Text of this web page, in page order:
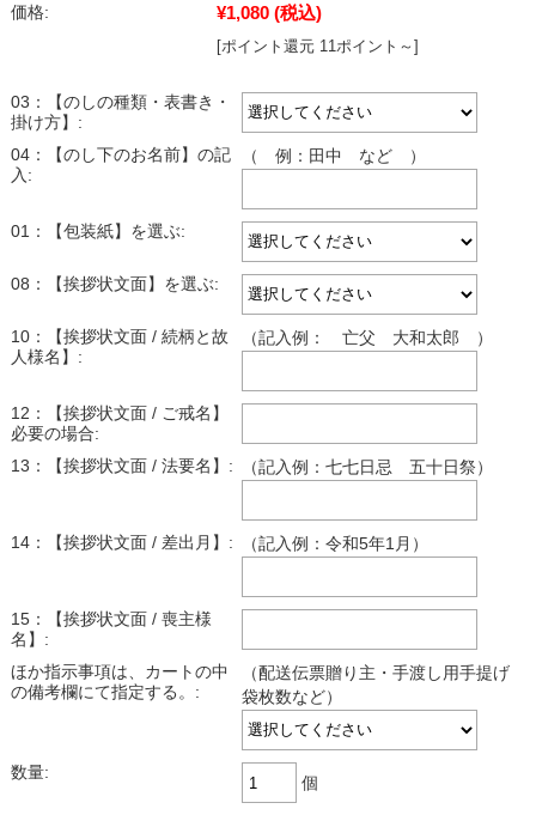
価格: ¥1,080 (税込)
[ポイント還元 11ポイント～]
03：【のしの種類・表書き・
掛け方】:
04：【のし下のお名前】の記
入:
（ 例：田中 など ）
01：【包装紙】を選ぶ:
08：【挨拶状文面】を選ぶ:
10：【挨拶状文面 / 続柄と故
人様名】:
（記入例： 亡父 大和太郎 ）
12：【挨拶状文面 / ご戒名】
必要の場合:
13：【挨拶状文面 / 法要名】:
（記入例：七七日忌 五十日祭）
14：【挨拶状文面 / 差出月】: （記入例：令和5年1月）
15：【挨拶状文面 / 喪主様
名】:
ほか指示事項は、カートの中
の備考欄にて指定する。:
（配送伝票贈り主・手渡し用手提げ
袋枚数など）
数量:
個